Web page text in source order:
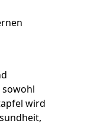
sowohl
wird